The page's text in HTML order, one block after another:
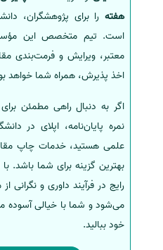
هفته را برای پژوهشگران،
است. تیم متخصص این
معتبر، ویرایش و فرمت‌بندی
اخذ پذیرش، همراه شما خواهد
اگر به دنبال راهی مطمئن
نمره پایان‌نامه، اپلای در
علمی هستید، خدمات چاپ
بهترین گزینه برای شما باشد.
رایج در فرآیند داوری و نگرانی
می‌شود و شما با خیالی آسوده
خود ببالید.